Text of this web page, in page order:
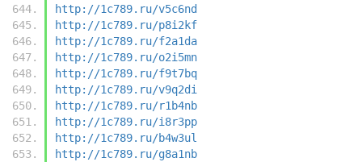
http://1c789.ru/v5c6nd
http://1c789.ru/p8i2kf
http://1c789.ru/f2a1da
http://1c789.ru/o2i5mn
http://1c789.ru/f9t7bq
http://1c789.ru/v9q2di
http://1c789.ru/r1b4nb
http://1c789.ru/i8r3pp
http://1c789.ru/b4w3ul
http://1c789.ru/g8a1nb